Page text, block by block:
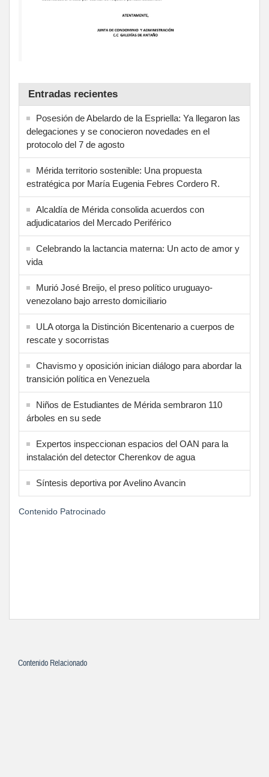
Entradas recientes
Posesión de Abelardo de la Espriella: Ya llegaron las
delegaciones y se conocieron novedades en el
protocolo del 7 de agosto
Mérida territorio sostenible: Una propuesta
estratégica por María Eugenia Febres Cordero R.
Alcaldía de Mérida consolida acuerdos con
adjudicatarios del Mercado Periférico
Celebrando la lactancia materna: Un acto de amor y
vida
Murió José Breijo, el preso político uruguayo-
venezolano bajo arresto domiciliario
ULA otorga la Distinción Bicentenario a cuerpos de
rescate y socorristas
Chavismo y oposición inician diálogo para abordar la
transición política en Venezuela
Niños de Estudiantes de Mérida sembraron 110
árboles en su sede
Expertos inspeccionan espacios del OAN para la
instalación del detector Cherenkov de agua
Síntesis deportiva por Avelino Avancin
Contenido Patrocinado
Contenido Relacionado